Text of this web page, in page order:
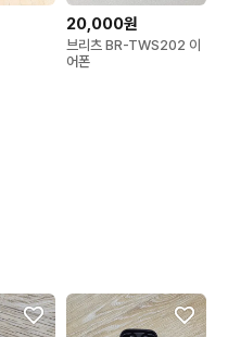
20,000원
브리츠 BR-TWS202 이
어폰